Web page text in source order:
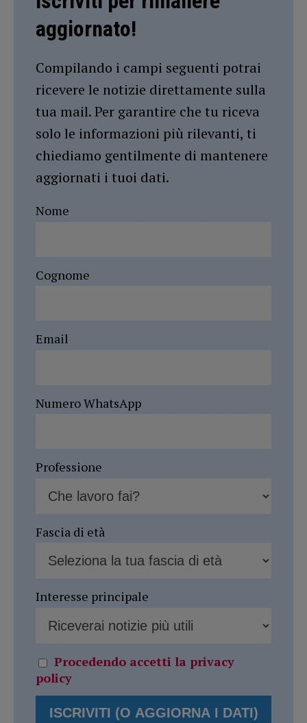
aggiornato!
Compilando i campi seguenti potrai
ricevere le notizie direttamente sulla
tua mail. Per garantire che tu riceva
solo le informazioni più rilevanti, ti
chiediamo gentilmente di mantenere
aggiornati i tuoi dati.
Nome
Cognome
Email
Numero WhatsApp
Professione
Fascia di età
Interesse principale
Procedendo accetti la privacy
policy